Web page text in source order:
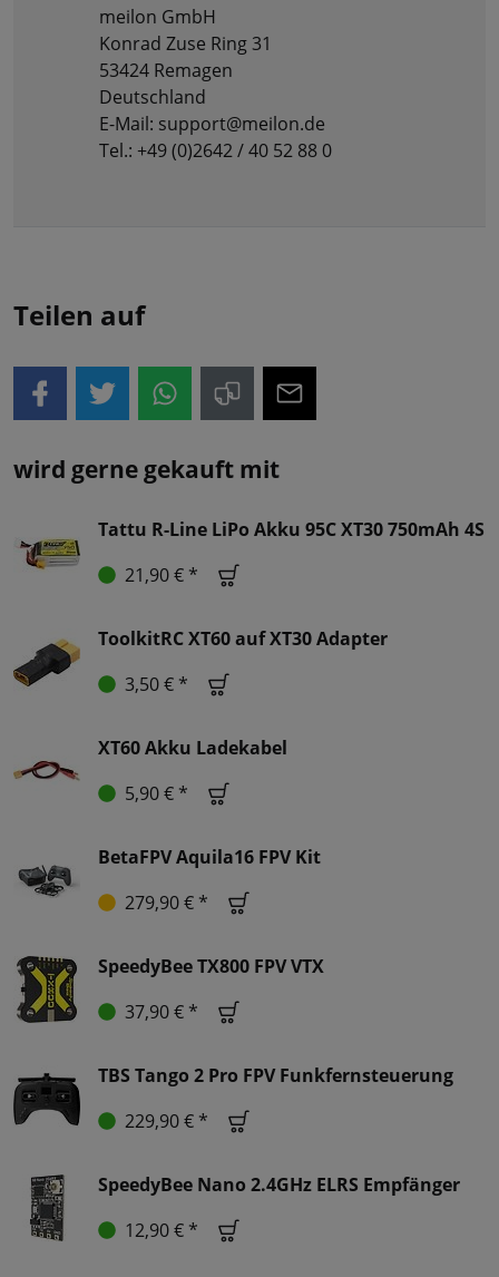
meilon GmbH
Konrad Zuse Ring 31
53424 Remagen
Deutschland
E-Mail: support@meilon.de
Tel.: +49 (0)2642 / 40 52 88 0
Teilen auf
wird gerne gekauft mit
Tattu R-Line LiPo Akku 95C XT30 750mAh 4S
21,90 € *
ToolkitRC XT60 auf XT30 Adapter
3,50 € *
XT60 Akku Ladekabel
5,90 € *
BetaFPV Aquila16 FPV Kit
279,90 € *
SpeedyBee TX800 FPV VTX
37,90 € *
TBS Tango 2 Pro FPV Funkfernsteuerung
229,90 € *
SpeedyBee Nano 2.4GHz ELRS Empfänger
12,90 € *